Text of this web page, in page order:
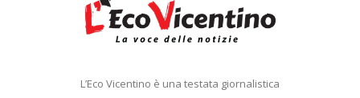
L’Eco Vicentino è una testata giornalistica